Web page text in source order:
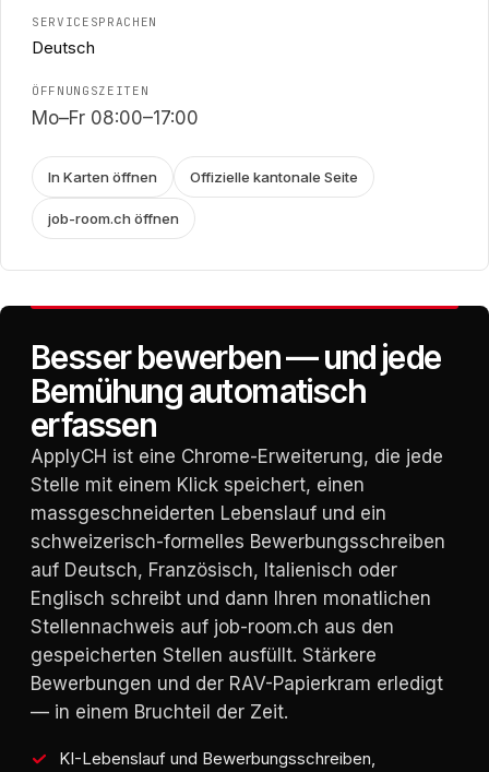
SERVICESPRACHEN
Deutsch
ÖFFNUNGSZEITEN
Mo–Fr 08:00–17:00
In Karten öffnen Offizielle kantonale Seite
job-room.ch öffnen
Besser bewerben — und jede
Bemühung automatisch
erfassen
ApplyCH ist eine Chrome-Erweiterung, die jede
Stelle mit einem Klick speichert, einen
massgeschneiderten Lebenslauf und ein
schweizerisch-formelles Bewerbungsschreiben
auf Deutsch, Französisch, Italienisch oder
Englisch schreibt und dann Ihren monatlichen
Stellennachweis auf job-room.ch aus den
gespeicherten Stellen ausfüllt. Stärkere
Bewerbungen und der RAV-Papierkram erledigt
— in einem Bruchteil der Zeit.
KI-Lebenslauf und Bewerbungsschreiben,